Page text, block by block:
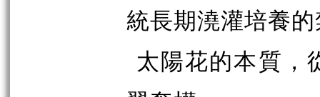
統長期澆灌培養
太陽花的本質，